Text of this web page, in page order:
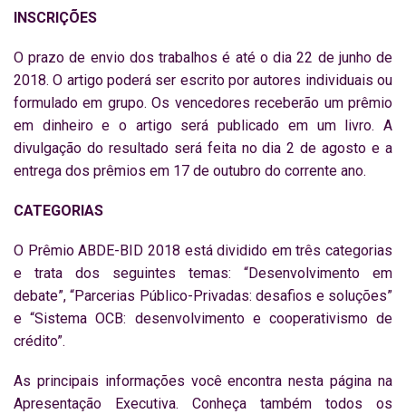
INSCRIÇÕES
O prazo de envio dos trabalhos é até o dia 22 de junho de
2018. O artigo poderá ser escrito por autores individuais ou
formulado em grupo. Os vencedores receberão um prêmio
em dinheiro e o artigo será publicado em um livro. A
divulgação do resultado será feita no dia 2 de agosto e a
entrega dos prêmios em 17 de outubro do corrente ano.
CATEGORIAS
O Prêmio ABDE-BID 2018 está dividido em três categorias
e trata dos seguintes temas: “Desenvolvimento em
debate”, “Parcerias Público-Privadas: desafios e soluções”
e “Sistema OCB: desenvolvimento e cooperativismo de
crédito”.
As principais informações você encontra nesta página na
Apresentação Executiva. Conheça também todos os